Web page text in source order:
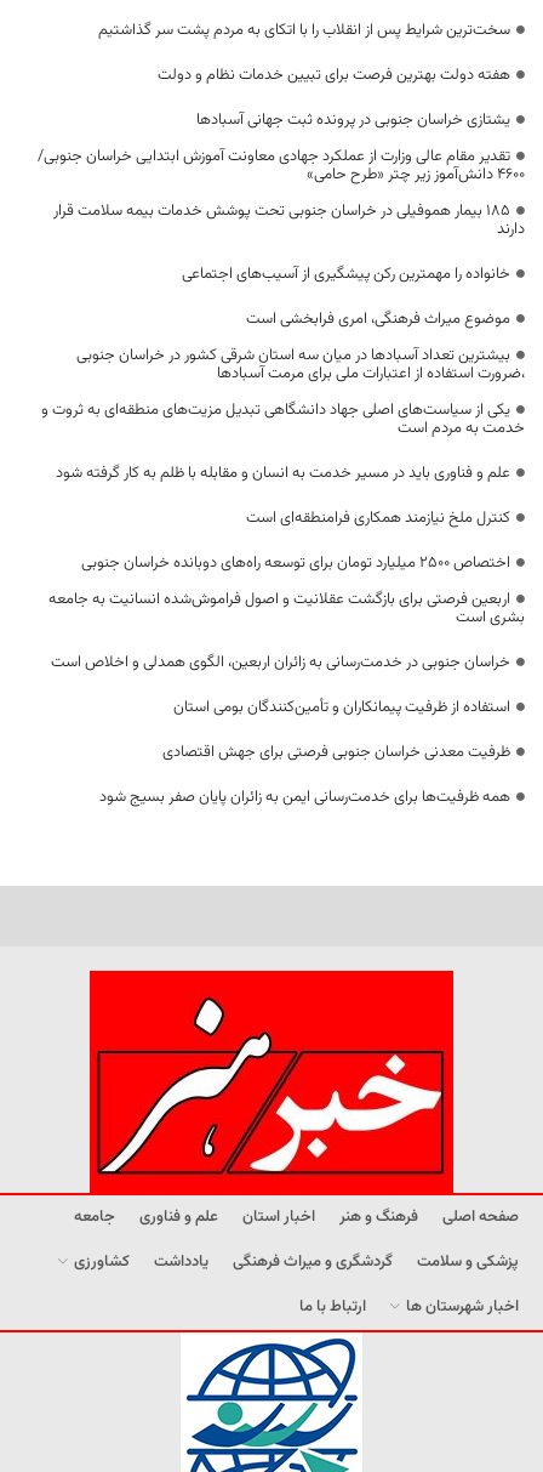
سخت‌ترین شرایط پس از انقلاب را با اتکای به مردم پشت سر گذاشتیم
هفته دولت بهترین فرصت برای تبیین خدمات نظام و دولت
یشتازی خراسان جنوبی در پرونده ثبت جهانی آسبادها
تقدیر مقام عالی وزارت از عملکرد جهادی معاونت آموزش ابتدایی خراسان جنوبی/
۴۶۰۰ دانش‌آموز زیر چتر «طرح حامی»
۱۸۵ بیمار هموفیلی در خراسان جنوبی تحت پوشش خدمات بیمه سلامت قرار
دارند
خانواده را مهمترین رکن پیشگیری از آسیب‌های اجتماعی
موضوع میراث فرهنگی، امری فرابخشی است
بیشترین تعداد آسبادها در میان سه استان شرقی کشور در خراسان جنوبی
،ضرورت استفاده از اعتبارات ملی برای مرمت آسبادها
یکی از سیاست‌های اصلی جهاد دانشگاهی تبدیل مزیت‌های منطقه‌ای به ثروت و
خدمت به مردم است
علم و فناوری باید در مسیر خدمت به انسان و مقابله با ظلم به کار گرفته شود
کنترل ملخ نیازمند همکاری فرامنطقه‌ای است
اختصاص 2500 میلیارد تومان برای توسعه راه‌های دوبانده خراسان جنوبی
اربعین فرصتی برای بازگشت عقلانیت و اصول فراموش‌شده انسانیت به جامعه
بشری است
خراسان جنوبی در خدمت‌رسانی به زائران اربعین، الگوی همدلی و اخلاص است
استفاده از ظرفیت پیمانکاران و تأمین‌کنندگان بومی استان
ظرفیت معدنی خراسان جنوبی فرصتی برای جهش اقتصادی
همه ظرفیت‌ها برای خدمت‌رسانی ایمن به زائران پایان صفر بسیج شود
صفحه اصلی فرهنگ و هنر اخبار استان علم و فناوری
جامعه
پزشکی و سلامت
گردشگری و میراث فرهنگی یادداشت
کشاورزی
اخبار شهرستان ها
ارتباط با ما